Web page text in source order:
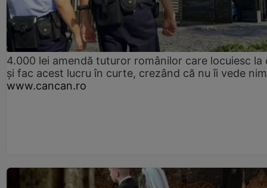
4.000 lei amendă tuturor românilor care locuiesc la
și fac acest lucru în curte, crezând că nu îi vede
www.cancan.ro